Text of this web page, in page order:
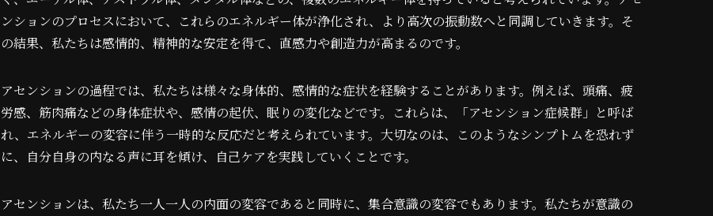
ンションのプロセスにおいて、これらのエネルギー体が浄化され、より高次の振動数へと同調していきます。そ
の結果、私たちは感情的、精神的な安定を得て、直感力や創造力が高まるのです。
アセンションの過程では、私たちは様々な身体的、感情的な症状を経験することがあります。例えば、頭痛、疲
労感、筋肉痛などの身体症状や、感情の起伏、眠りの変化などです。これらは、「アセンション症候群」と呼ば
れ、エネルギーの変容に伴う一時的な反応だと考えられています。大切なのは、このようなシンプトムを恐れず
に、自分自身の内なる声に耳を傾け、自己ケアを実践していくことです。
アセンションは、私たち一人一人の内面の変容であると同時に、集合意識の変容でもあります。私たちが意識の